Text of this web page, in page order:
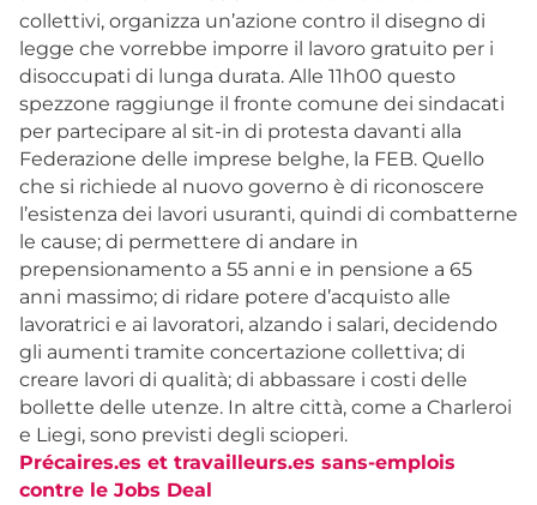
collettivi, organizza un’azione contro il disegno di
legge che vorrebbe imporre il lavoro gratuito per i
disoccupati di lunga durata. Alle 11h00 questo
spezzone raggiunge il fronte comune dei sindacati
per partecipare al sit-in di protesta davanti alla
Federazione delle imprese belghe, la FEB. Quello
che si richiede al nuovo governo è di riconoscere
l’esistenza dei lavori usuranti, quindi di combatterne
le cause; di permettere di andare in
prepensionamento a 55 anni e in pensione a 65
anni massimo; di ridare potere d’acquisto alle
lavoratrici e ai lavoratori, alzando i salari, decidendo
gli aumenti tramite concertazione collettiva; di
creare lavori di qualità; di abbassare i costi delle
bollette delle utenze. In altre città, come a Charleroi
e Liegi, sono previsti degli scioperi.
Précaires.es et travailleurs.es sans-emplois
contre le Jobs Deal